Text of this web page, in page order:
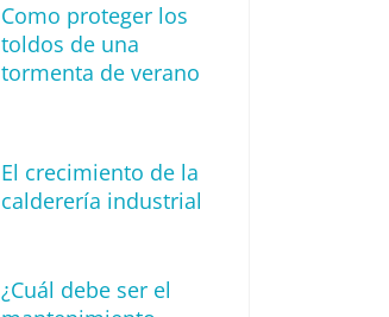
Como proteger los
toldos de una
tormenta de verano
El crecimiento de la
calderería industrial
¿Cuál debe ser el